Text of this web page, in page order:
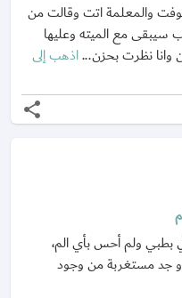
والمعلمة اتت وقالت من
سيبقى مع الميته وعليها
وانا نظرت بحزن...اذهب إلى
share
بطبي ولم أحس بأي الم،
و جد مستغربة من وجود